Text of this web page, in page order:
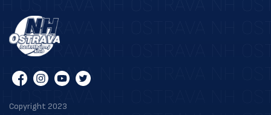
Copyright 2023